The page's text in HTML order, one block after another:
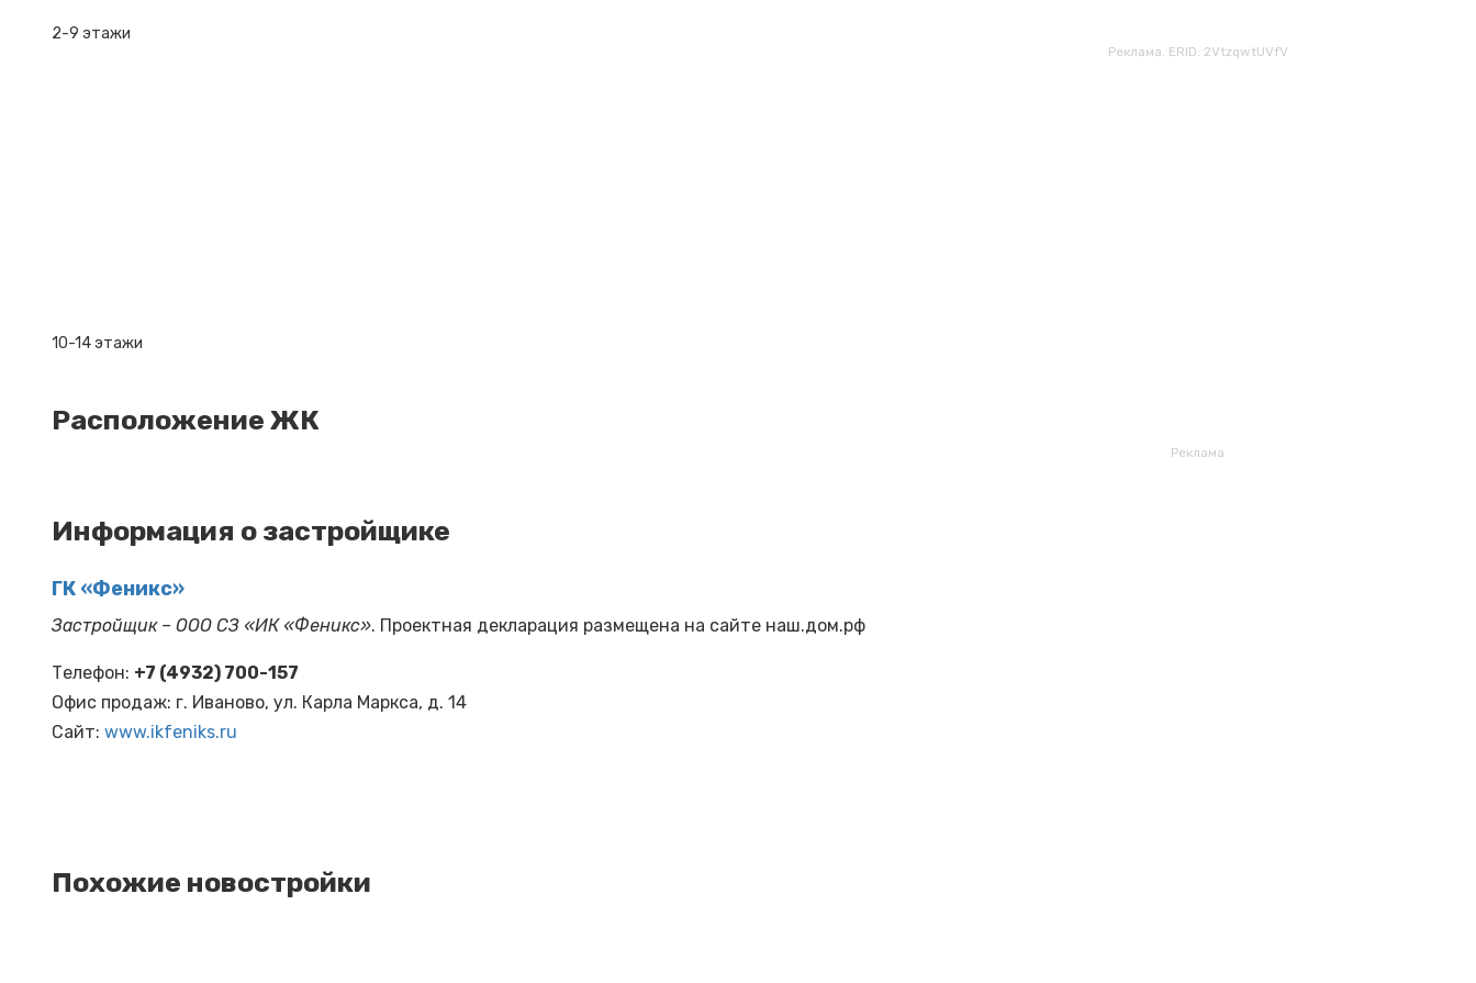
2-9 этажи
10-14 этажи
Расположение ЖК
Информация о застройщике
ГК «Феникс»
Застройщик – ООО СЗ «ИК «Фе​н​икс». Проектная декларация размещена на сайте наш.дом.рф
Телефон: +7 (4932) 700-157
Офис продаж: г. Иваново, ул. Карла Маркса, д. 14
Cайт: www.ikfeniks.ru
Реклама. ERID: 2VtzqwtUVfV
Реклама
Похожие новостройки